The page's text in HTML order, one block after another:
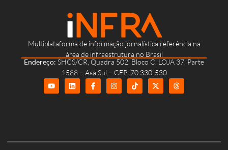
Multiplataforma de informação jornalística referência na
área de infraestrutura no Brasil
Endereço: SHCS/CR, Quadra 502, Bloco C, LOJA 37, Parte
1588 – Asa Sul – CEP: 70.330-530